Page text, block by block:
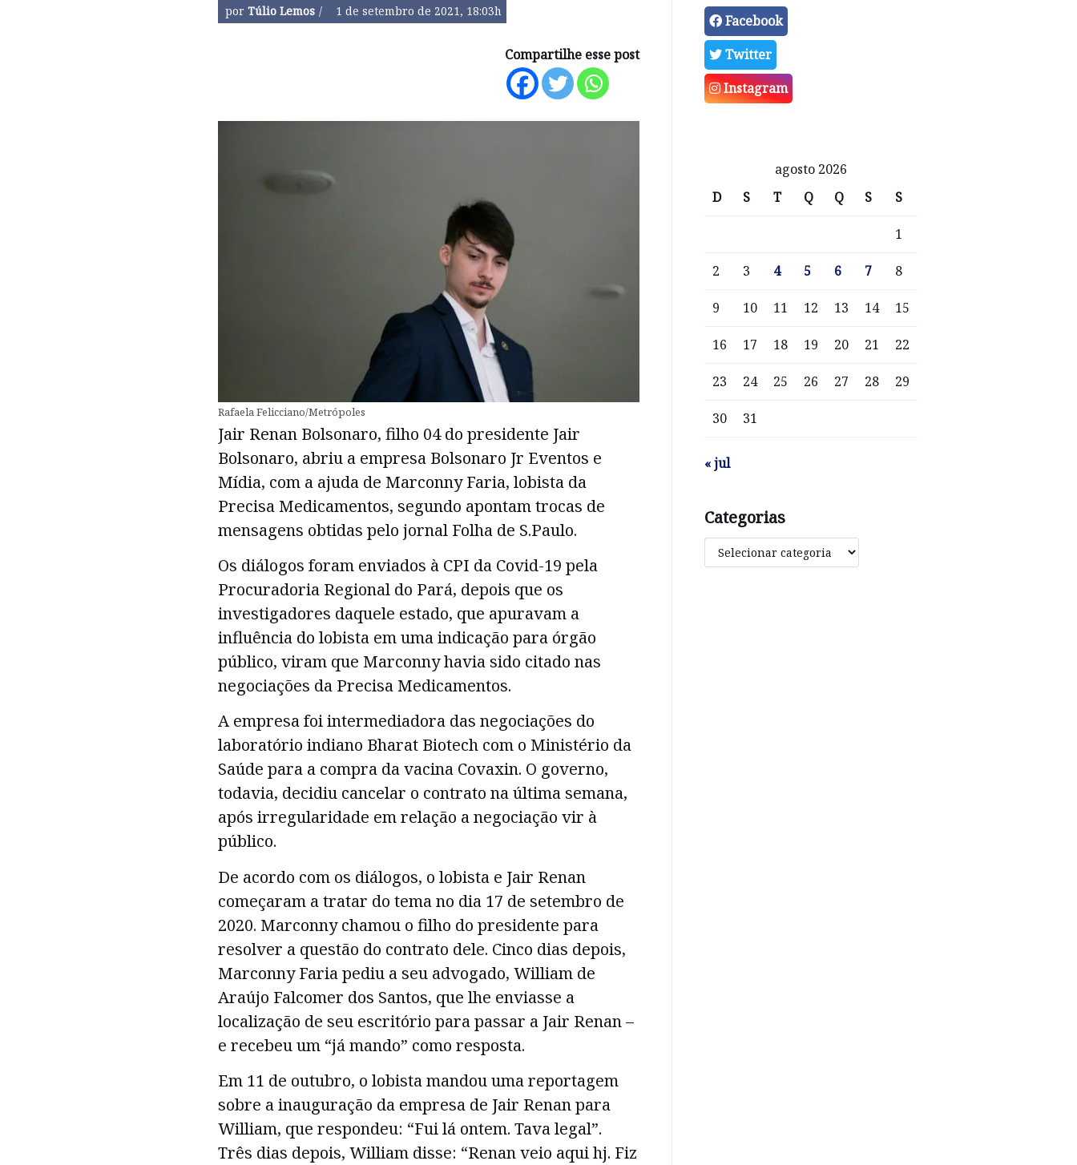
por Túlio Lemos 1 de setembro de 2021, 18:03h
Compartilhe esse post
Rafaela Felicciano/Metrópoles
Jair Renan Bolsonaro, filho 04 do presidente Jair
Bolsonaro, abriu a empresa Bolsonaro Jr Eventos e
Mídia, com a ajuda de Marconny Faria, lobista da
Precisa Medicamentos, segundo apontam trocas de
mensagens obtidas pelo jornal Folha de S.Paulo.
Os diálogos foram enviados à CPI da Covid-19 pela
Procuradoria Regional do Pará, depois que os
investigadores daquele estado, que apuravam a
influência do lobista em uma indicação para órgão
público, viram que Marconny havia sido citado nas
negociações da Precisa Medicamentos.
A empresa foi intermediadora das negociações do
laboratório indiano Bharat Biotech com o Ministério da
Saúde para a compra da vacina Covaxin. O governo,
todavia, decidiu cancelar o contrato na última semana,
após irregularidade em relação a negociação vir à
público.
De acordo com os diálogos, o lobista e Jair Renan
começaram a tratar do tema no dia 17 de setembro de
2020. Marconny chamou o filho do presidente para
resolver a questão do contrato dele. Cinco dias depois,
Marconny Faria pediu a seu advogado, William de
Araújo Falcomer dos Santos, que lhe enviasse a
localização de seu escritório para passar a Jair Renan –
e recebeu um “já mando” como resposta.
Em 11 de outubro, o lobista mandou uma reportagem
sobre a inauguração da empresa de Jair Renan para
William, que respondeu: “Fui lá ontem. Tava legal”.
Três dias depois, William disse: “Renan veio aqui hj. Fiz
Facebook
Twitter
Instagram
agosto 2026
D
S T Q Q S S
1
2 3 4 5 6 7 8
9 10 11 12 13 14 15
16 17 18 19 20 21 22
23 24 25 26 27 28 29
30 31
« jul
Categorias